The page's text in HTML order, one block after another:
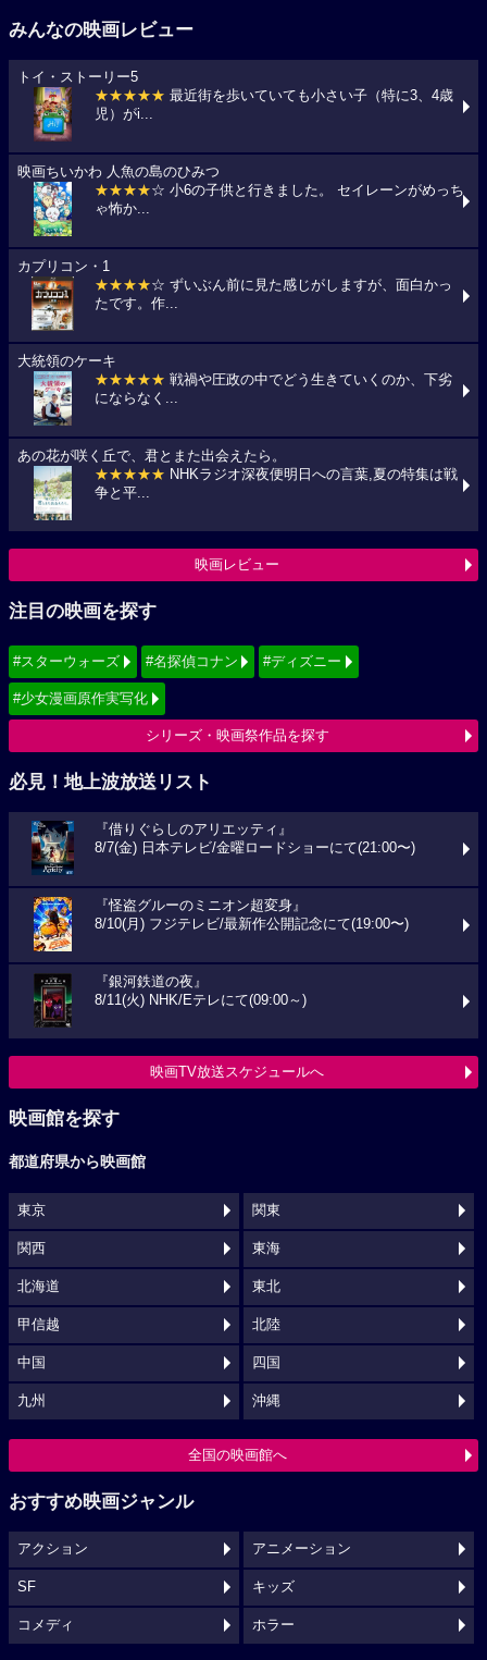
みんなの映画レビュー
トイ・ストーリー5
★★★★★ 最近街を歩いていても小さい子（特に3、4歳
児）がi...
映画ちいかわ 人魚の島のひみつ
★★★★☆ 小6の子供と行きました。 セイレーンがめっち
ゃ怖か...
カプリコン・1
★★★★☆ ずいぶん前に見た感じがしますが、面白かっ
たです。作...
大統領のケーキ
★★★★★ 戦禍や圧政の中でどう生きていくのか、下劣
にならなく...
あの花が咲く丘で、君とまた出会えたら。
★★★★★ NHKラジオ深夜便明日への言葉,夏の特集は戦
争と平...
映画レビュー
注目の映画を探す
#スターウォーズ #名探偵コナン #ディズニー
#少女漫画原作実写化
シリーズ・映画祭作品を探す
必見！地上波放送リスト
『借りぐらしのアリエッティ』
8/7(金) 日本テレビ/金曜ロードショーにて(21:00〜)
『怪盗グルーのミニオン超変身』
8/10(月) フジテレビ/最新作公開記念にて(19:00〜)
『銀河鉄道の夜』
8/11(火) NHK/Eテレにて(09:00～)
映画TV放送スケジュールへ
映画館を探す
都道府県から映画館
東京 関東
関西 東海
北海道 東北
甲信越 北陸
中国 四国
九州 沖縄
全国の映画館へ
おすすめ映画ジャンル
アクション アニメーション
SF キッズ
コメディ ホラー